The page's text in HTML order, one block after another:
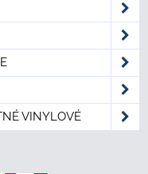
VINYLOVÉ